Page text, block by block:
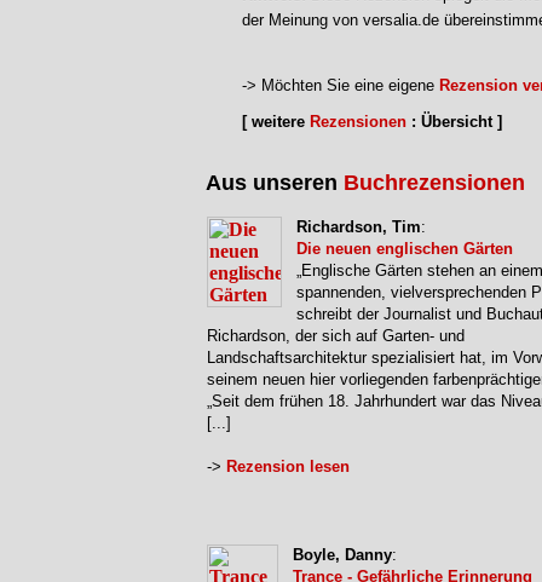
der Meinung von versalia.de
-> Möchten Sie eine eigene Rezension
[ weitere Rezensionen : Übersicht ]
Aus unseren Buchrezensionen
Richardson, Tim:
Die neuen englischen Gärten
„Englische Gärten stehen an einem
spannenden, vielversprechenden
schreibt der Journalist und
Richardson, der sich auf Garten- und
Landschaftsarchitektur spezialisiert hat, im
seinem neuen hier vorliegenden
„Seit dem frühen 18. Jahrhundert war das
[...]
-> Rezension lesen
Boyle, Danny:
Trance - Gefährliche Erinnerung